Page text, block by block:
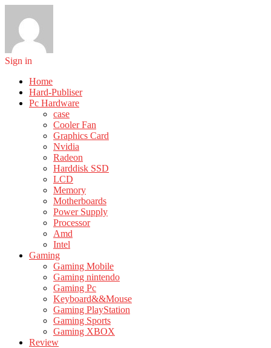
Sign in
Home
Hard-Publiser
Pc Hardware
case
Cooler Fan
Graphics Card
Nvidia
Radeon
Harddisk SSD
LCD
Memory
Motherboards
Power Supply
Processor
Amd
Intel
Gaming
Gaming Mobile
Gaming nintendo
Gaming Pc
Keyboard&&Mouse
Gaming PlayStation
Gaming Sports
Gaming XBOX
Review